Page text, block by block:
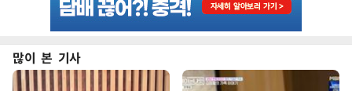
많이 본 기사